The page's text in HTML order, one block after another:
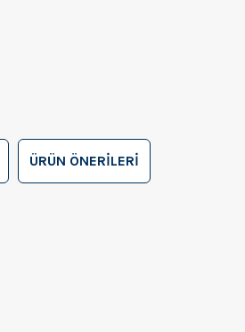
ÜRÜN ÖNERILERI